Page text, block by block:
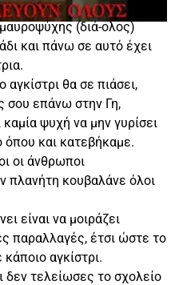
(διά-ολος)
και πάνω σε αυτό έχει
αγκίστρι θα σε πιάσει,
σου επάνω στην Γη,
ψυχή να μην γυρίσει
και κατεβήκαμε.
οι άνθρωποι
πλανήτη κουβαλάνε όλοι
είναι να μοιράζει
παραλλαγές, έτσι ώστε το
αγκίστρι.
δεν τελείωσες το σχολείο